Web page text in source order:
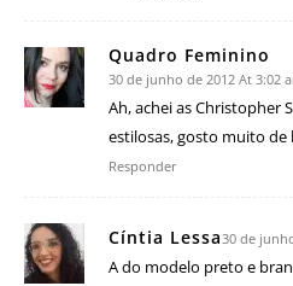
Quadro Feminino
30 de junho de 2012 At 3:02
Ah, achei as Christopher
estilosas, gosto muito
Responder
Cíntia Lessa30 de
A do modelo preto e